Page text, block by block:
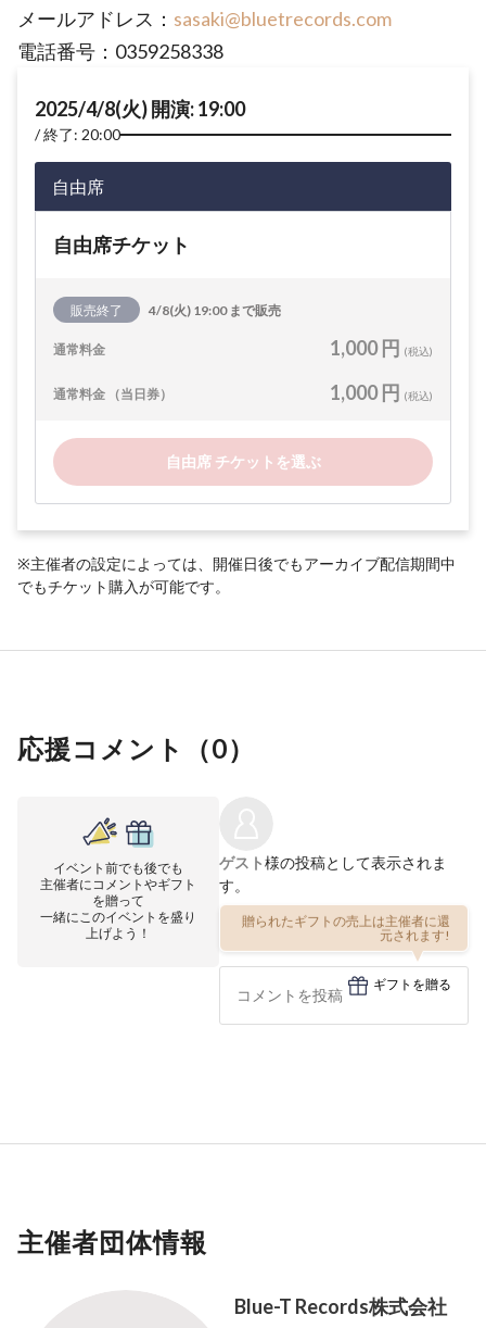
メールアドレス： sasaki@bluetrecords.com
電話番号：0359258338
2025/4/8(火) 開演: 19:00
終了: 20:00
自由席
自由席チケット
販売終了 4/8(火) 19:00 まで販売
通常料金 1,000 円 (税込)
通常料金 （当日券） 1,000 円 (税込)
自由席 チケットを選ぶ
※主催者の設定によっては、開催日後でもアーカイブ配信期間中
でもチケット購入が可能です。
応援コメント（0）
イベント前でも後でも
主催者にコメントやギフト
を贈って
一緒にこのイベントを盛り
上げよう！
ゲスト様の投稿として表示されま
す。
贈られたギフトの売上は主催者に還
元されます!
ギフトを贈る
主催者団体情報
Blue-T Records株式会社